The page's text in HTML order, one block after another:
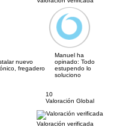
nuevo
fregadero
Manuel ha
opinado: Todo
estupendo lo
soluciono
10
Valoración Global
Valoración verificada